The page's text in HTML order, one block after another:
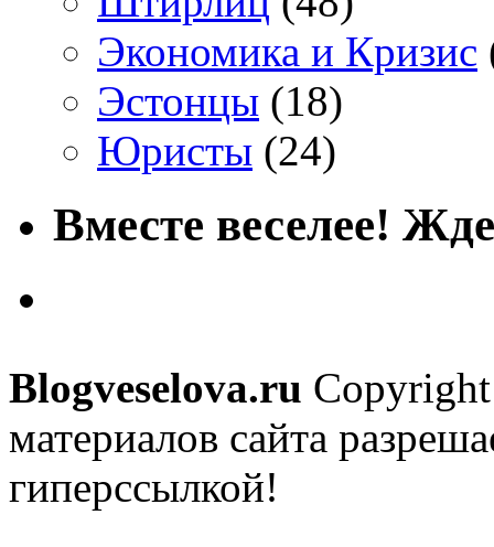
Экономика и Кризис
Эстонцы (18)
Юристы (24)
Вместе веселее!
Blogveselova.ru
материалов сайта
гиперссылкой!